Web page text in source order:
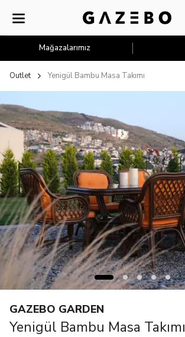
Mağazalarımız
Outlet Yenigül Bambu Masa Takımı
GAZEBO GARDEN
Yenigül Bambu Masa Takımı